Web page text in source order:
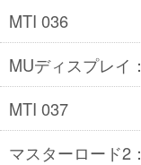
MTI 036
MUディスプレイ：
MTI 037
マスターロード2：